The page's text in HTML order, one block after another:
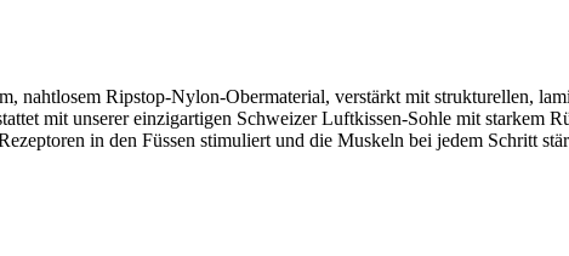
nahtlosem Ripstop-Nylon-Obermaterial, verstärkt mit strukturellen,
mit unserer einzigartigen Schweizer Luftkissen-Sohle mit starkem
in den Füssen stimuliert und die Muskeln bei jedem Schritt